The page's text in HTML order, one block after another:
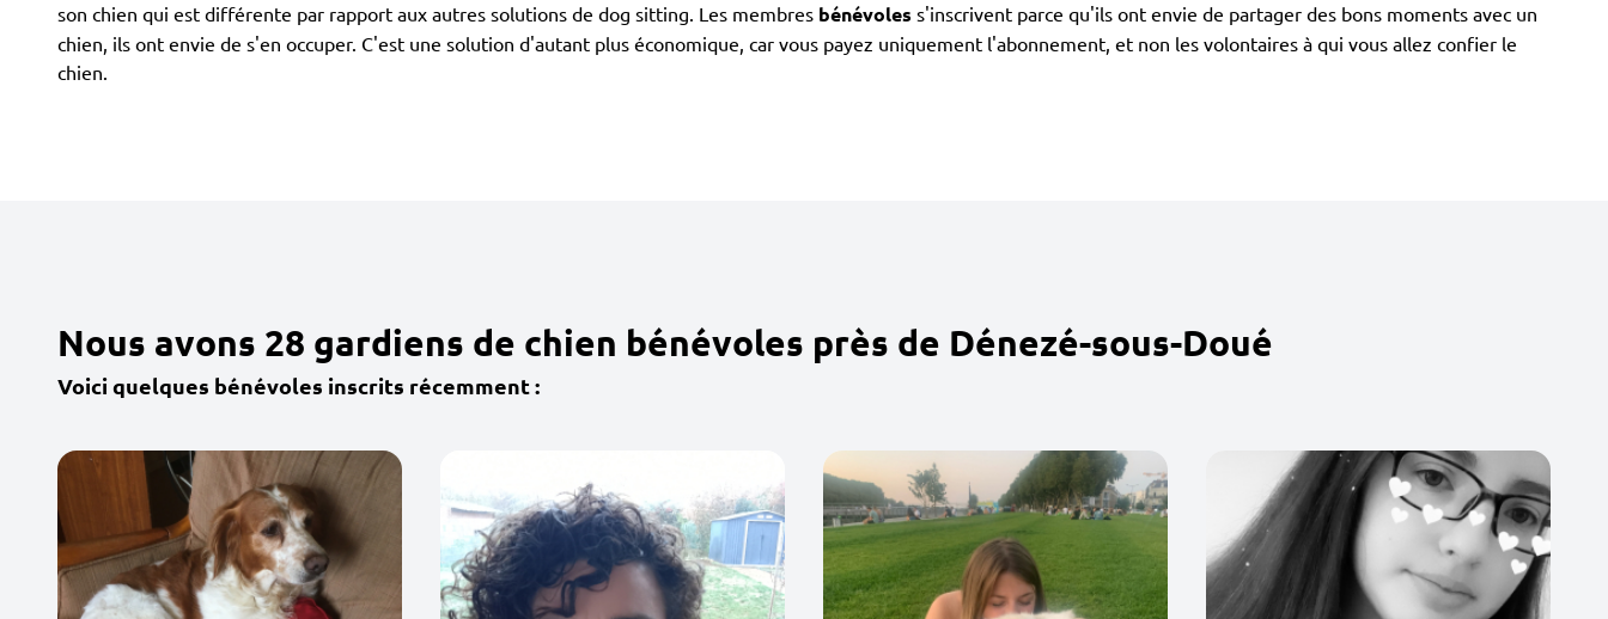
son chien qui est différente par rapport aux autres solutions de dog sitting. Les membres bénévoles s'inscrivent parce qu'ils ont envie de partager des bons moments avec un
chien, ils ont envie de s'en occuper. C'est une solution d'autant plus économique, car vous payez uniquement l'abonnement, et non les volontaires à qui vous allez confier le
chien.
Nous avons 28 gardiens de chien bénévoles près de Dénezé-sous-Doué
Voici quelques bénévoles inscrits récemment :